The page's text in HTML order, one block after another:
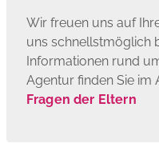
Wir freuen uns auf
uns schnellstmöglich
Informationen rund
Agentur finden Sie im
Fragen der Eltern